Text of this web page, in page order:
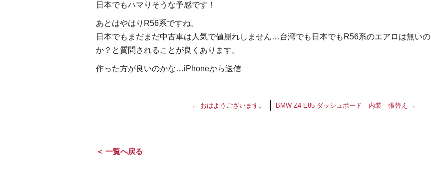
日本でもハマりそうな予感です！
あとはやはりR56系ですね。
日本でもまだまだ中古車は人気で値崩れしません…台湾でも日本でもR56系のエアロは無いの
か？と質問されることが良くあります。
作った方が良いのかな…iPhoneから送信
← おはようございます。 BMW Z4 E85 ダッシュボード 内装 張替え →
＜ 一覧へ戻る